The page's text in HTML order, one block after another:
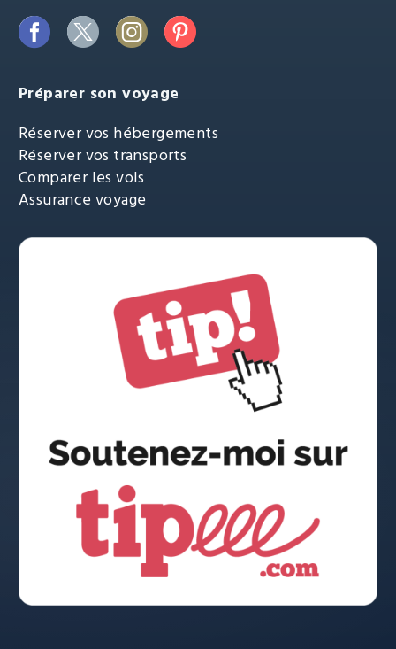
Préparer son voyage
Réserver vos hébergements
Réserver vos transports
Comparer les vols
Assurance voyage